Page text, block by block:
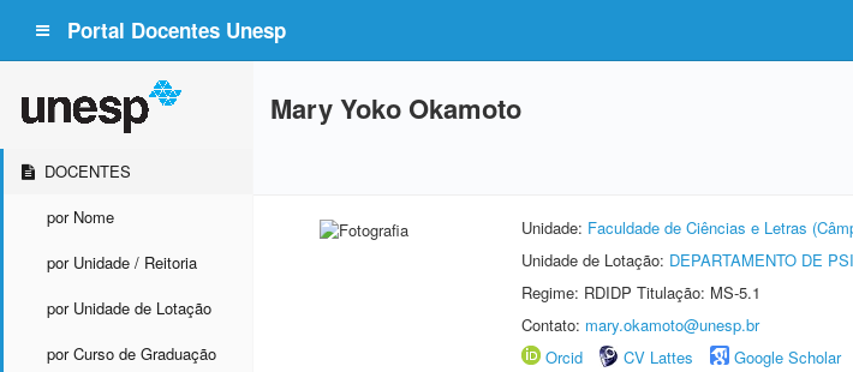
Portal Docentes Unesp
DOCENTES
por Nome
por Unidade / Reitoria
por Unidade de Lotação
por Curso de Graduação
Mary Yoko Okamoto
Unidade: Faculdade de Ciências e Letras
Unidade de Lotação: DEPARTAMENTO DE
Regime: RDIDP Titulação: MS-5.1
Contato: mary.okamoto@unesp.br
Orcid
CV Lattes Google Scholar